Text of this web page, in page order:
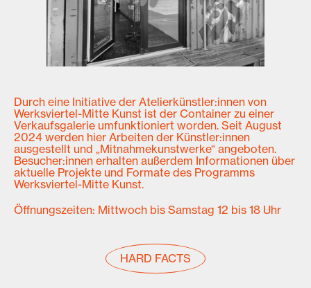
Durch eine Initiative der Atelierkünstler:innen von
Werksviertel-Mitte Kunst ist der Container zu einer
Verkaufsgalerie umfunktioniert worden. Seit August
2024 werden hier Arbeiten der Künstler:innen
ausgestellt und „Mitnahmekunstwerke“ angeboten.
Besucher:innen erhalten außerdem Informationen über
aktuelle Projekte und Formate des Programms
Werksviertel-Mitte Kunst.
Öffnungszeiten: Mittwoch bis Samstag 12 bis 18 Uhr
HARD FACTS